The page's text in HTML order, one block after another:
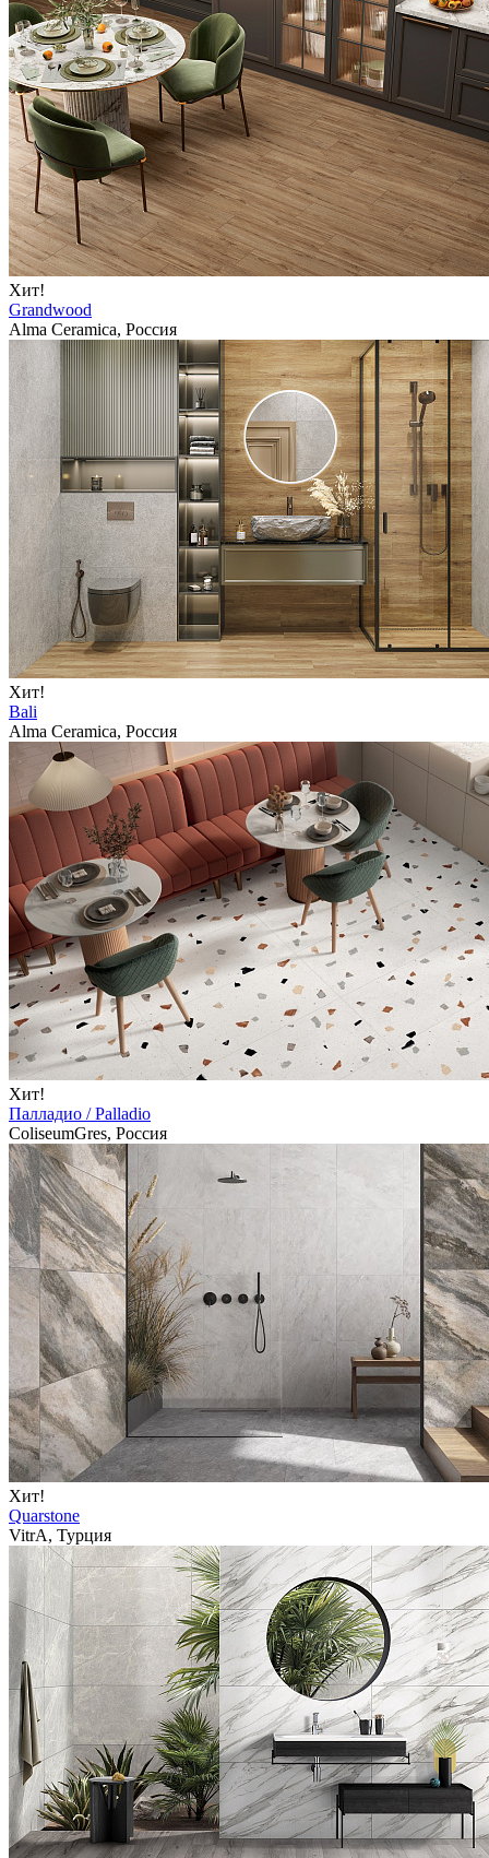
Хит!
Grandwood
Alma Ceramica, Россия
Хит!
Bali
Alma Ceramica, Россия
Хит!
Палладио / Palladio
ColiseumGres, Россия
Хит!
Quarstone
VitrA, Турция